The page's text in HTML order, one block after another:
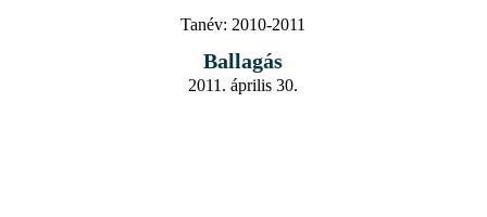
Tanév: 2010-2011
Ballagás
2011. április 30.